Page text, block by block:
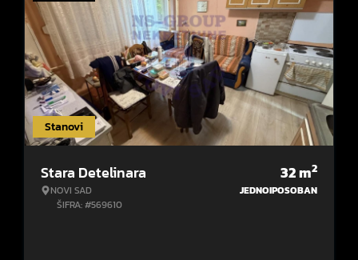
Stanovi
Stara Detelinara
NOVI SAD
ŠIFRA: #569610
32m2
JEDNOIPOSOBAN